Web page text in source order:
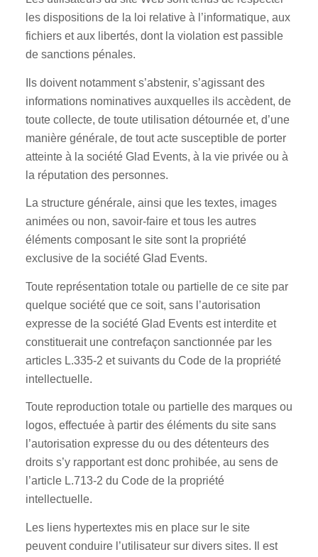
les dispositions de la loi relative à l’informatique, aux
fichiers et aux libertés, dont la violation est passible
de sanctions pénales.
Ils doivent notamment s’abstenir, s’agissant des
informations nominatives auxquelles ils accèdent, de
toute collecte, de toute utilisation détournée et, d’une
manière générale, de tout acte susceptible de porter
atteinte à la société Glad Events, à la vie privée ou à
la réputation des personnes.
La structure générale, ainsi que les textes, images
animées ou non, savoir-faire et tous les autres
éléments composant le site sont la propriété
exclusive de la société Glad Events.
Toute représentation totale ou partielle de ce site par
quelque société que ce soit, sans l’autorisation
expresse de la société Glad Events est interdite et
constituerait une contrefaçon sanctionnée par les
articles L.335-2 et suivants du Code de la propriété
intellectuelle.
Toute reproduction totale ou partielle des marques ou
logos, effectuée à partir des éléments du site sans
l’autorisation expresse du ou des détenteurs des
droits s’y rapportant est donc prohibée, au sens de
l’article L.713-2 du Code de la propriété
intellectuelle.
Les liens hypertextes mis en place sur le site
peuvent conduire l’utilisateur sur divers sites. Il est